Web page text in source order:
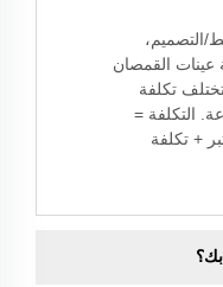
التصميم،
عينات القمصان
تكلفة
التكلفة =
+ تكلفة